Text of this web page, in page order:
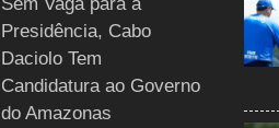
Presidência, Cabo
Daciolo Tem
Candidatura ao Governo
do Amazonas